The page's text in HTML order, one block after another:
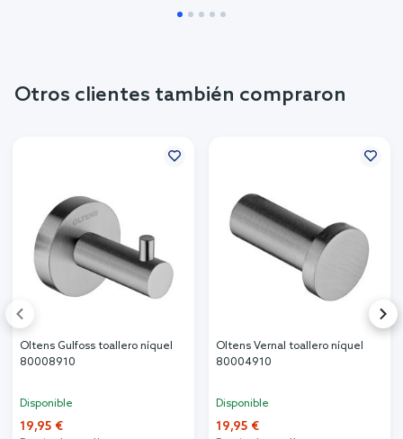
Otros clientes también compraron
Oltens Gulfoss toallero níquel
80008910
Disponible
19,95 €
Oltens Vernal toallero níquel
80004910
Disponible
19,95 €